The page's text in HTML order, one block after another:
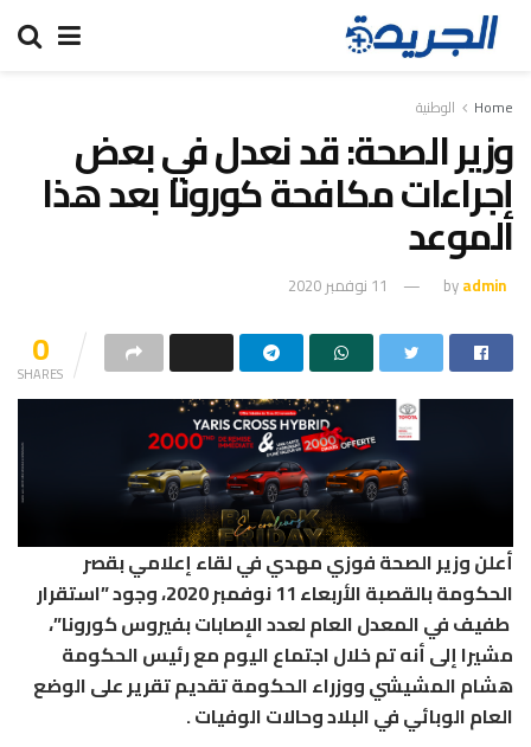
Home الوطنية
وزير الصحة: قد نعدل في بعض
إجراءات مكافحة كورونا بعد هذا
الموعد
byadmin 11 نوفمبر 2020
0
SHARES
أعلن وزير الصحة فوزي مهدي في لقاء إعلامي بقصر
الحكومة بالقصبة الأربعاء 11 نوفمبر 2020، وجود ”استقرار
طفيف في المعدل العام لعدد الإصابات بفيروس كورونا”،
مشيرا إلى أنه تم خلال اجتماع اليوم مع رئيس الحكومة
هشام المشيشي ووزراء الحكومة تقديم تقرير على الوضع
العام الوبائي في البلاد وحالات الوفيات .